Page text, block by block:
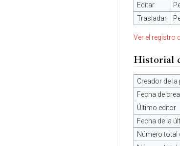
Editar
Trasladar
Ver el registro
Historial
Creador de la
Fecha de
Último editor
Fecha de la
Número total